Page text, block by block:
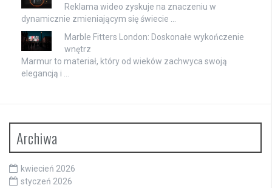
Reklama wideo zyskuje na znaczeniu w
dynamicznie zmieniającym się świecie …
Marble Fitters London: Doskonałe wykończenie
wnętrz
Marmur to materiał, który od wieków zachwyca swoją
elegancją i …
Archiwa
kwiecień 2026
styczeń 2026